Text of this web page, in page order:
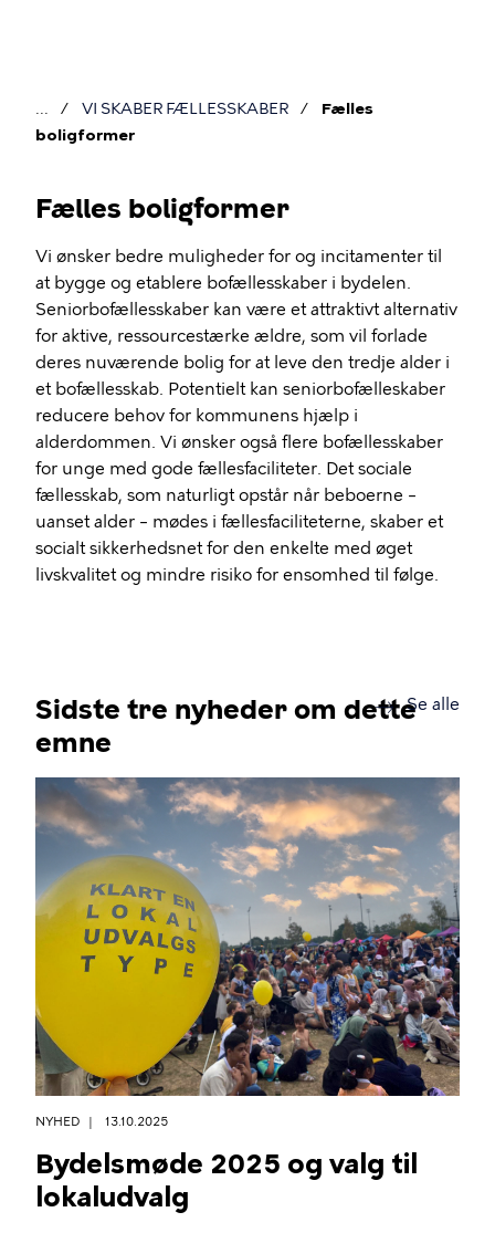
Brødkrumme
VI SKABER FÆLLESSKABER
Fælles
boligformer
Fælles
boligformer
Fælles boligformer
Vi ønsker bedre muligheder for og incitamenter til
at bygge og etablere bofællesskaber i bydelen.
Seniorbofællesskaber kan være et attraktivt alternativ
for aktive, ressourcestærke ældre, som vil forlade
deres nuværende bolig for at leve den tredje alder i
et bofællesskab. Potentielt kan seniorbofælleskaber
reducere behov for kommunens hjælp i
alderdommen. Vi ønsker også flere bofællesskaber
for unge med gode fællesfaciliteter. Det sociale
fællesskab, som naturligt opstår når beboerne –
uanset alder – mødes i fællesfaciliteterne, skaber et
socialt sikkerhedsnet for den enkelte med øget
livskvalitet og mindre risiko for ensomhed til følge.
Se alle
Sidste tre nyheder om dette
emne
NYHED 13.10.2025
Bydelsmøde 2025 og valg til
lokaludvalg